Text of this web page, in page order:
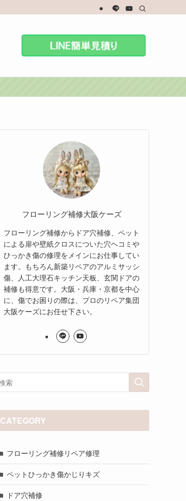
フローリング補修大阪ケーズ
フローリング補修からドア穴補修、ペット
による扉や壁紙クロスについた穴ヘコミや
ひっかき傷の修理をメインにお仕事してい
ます。もちろん新築リペアのアルミサッシ
傷、人工大理石キッチン天板、玄関ドアの
補修も得意です。大阪・兵庫・京都を中心
に、傷でお困りの際は、プロのリペア集団
大阪ケーズにお任せ下さい。
CATEGORY
フローリング補修リペア修理
ペットひっかき傷かじりキズ
ドア穴補修